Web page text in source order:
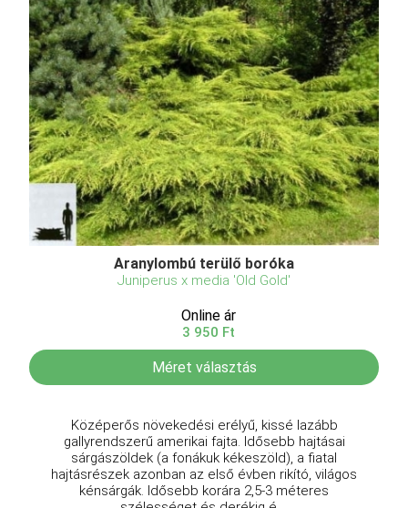
Aranylombú terülő boróka
Juniperus x media 'Old Gold'
Online ár
3 950 Ft
Méret választás
Középerős növekedési erélyű, kissé lazább
gallyrendszerű amerikai fajta. Idősebb hajtásai
sárgászöldek (a fonákuk kékeszöld), a fiatal
hajtásrészek azonban az első évben rikító, világos
kénsárgák. Idősebb korára 2,5-3 méteres